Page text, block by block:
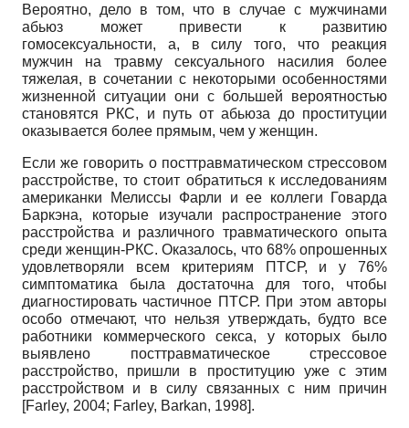
Вероятно, дело в том, что в случае с мужчинами
абьюз может привести к развитию
гомосексуальности, а, в силу того, что реакция
мужчин на травму сексуального насилия более
тяжелая, в сочетании с некоторыми особенностями
жизненной ситуации они с большей вероятностью
становятся РКС, и путь от абьюза до проституции
оказывается более прямым, чем у женщин.
Если же говорить о посттравматическом стрессовом
расстройстве, то стоит обратиться к исследованиям
американки Мелисcы Фарли и ее коллеги Говарда
Баркэна, которые изучали распространение этого
расстройства и различного травматического опыта
среди женщин-РКС. Оказалось, что 68% опрошенных
удовлетворяли всем критериям ПТСР, и у 76%
симптоматика была достаточна для того, чтобы
диагностировать частичное ПТСР. При этом авторы
особо отмечают, что нельзя утверждать, будто все
работники коммерческого секса, у которых было
выявлено посттравматическое стрессовое
расстройство, пришли в проституцию уже с этим
расстройством и в силу связанных с ним причин
[Farley, 2004; Farley, Barkan, 1998].